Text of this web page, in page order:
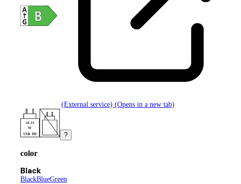
(External service) (Opens in a new tab)
10-25
W
USB PD
?
color
Current selection Black
Black
Black(color)
Blue(color
Green